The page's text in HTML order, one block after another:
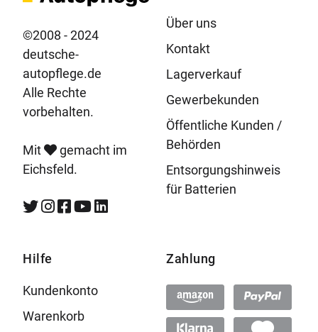
©2008 - 2024
deutsche-
autopflege.de
Alle Rechte
vorbehalten.
Mit
gemacht im
Eichsfeld.
Über uns
Kontakt
Lagerverkauf
Gewerbekunden
Öffentliche Kunden /
Behörden
Entsorgungshinweis
für Batterien
Hilfe
Kundenkonto
Warenkorb
Zahlung